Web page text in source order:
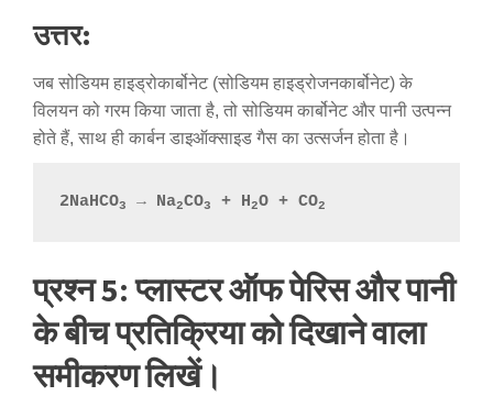
उत्तर:
जब सोडियम हाइड्रोकार्बोनेट (सोडियम हाइड्रोजनकार्बोनेट) के
विलयन को गरम किया जाता है, तो सोडियम कार्बोनेट और पानी उत्पन्न
होते हैं, साथ ही कार्बन डाइऑक्साइड गैस का उत्सर्जन होता है।
2NaHCO3 → Na2CO3 + H2O + CO2
प्रश्न 5: प्लास्टर ऑफ पेरिस और पानी
के बीच प्रतिक्रिया को दिखाने वाला
समीकरण लिखें।